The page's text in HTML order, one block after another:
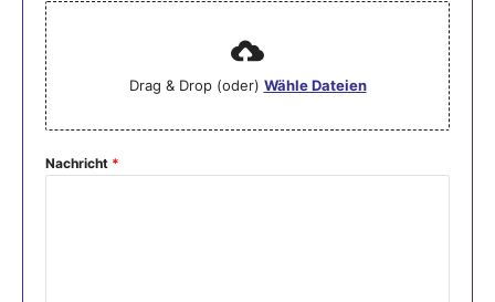
Drag & Drop (oder) Wähle Dateien
Nachricht *